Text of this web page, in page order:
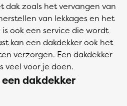
dak zoals het vervangen van
van lekkages en het
ook een service die wordt
kan een dakdekker ook het
verzorgen. Een dakdekker
veel voor je doen.
dakdekker